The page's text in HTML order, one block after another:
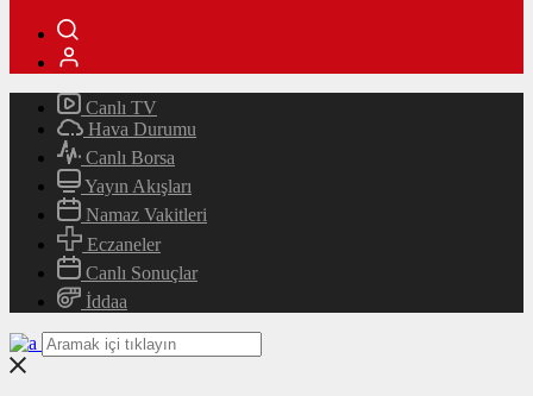
Canlı TV
Hava Durumu
Canlı Borsa
Yayın Akışları
Namaz Vakitleri
Eczaneler
Canlı Sonuçlar
İddaa